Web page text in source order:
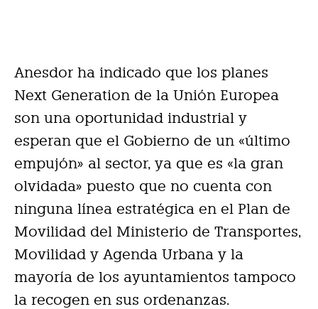
Anesdor ha indicado que los planes
Next Generation de la Unión Europea
son una oportunidad industrial y
esperan que el Gobierno de un «último
empujón» al sector, ya que es «la gran
olvidada» puesto que no cuenta con
ninguna línea estratégica en el Plan de
Movilidad del Ministerio de Transportes,
Movilidad y Agenda Urbana y la
mayoría de los ayuntamientos tampoco
la recogen en sus ordenanzas.